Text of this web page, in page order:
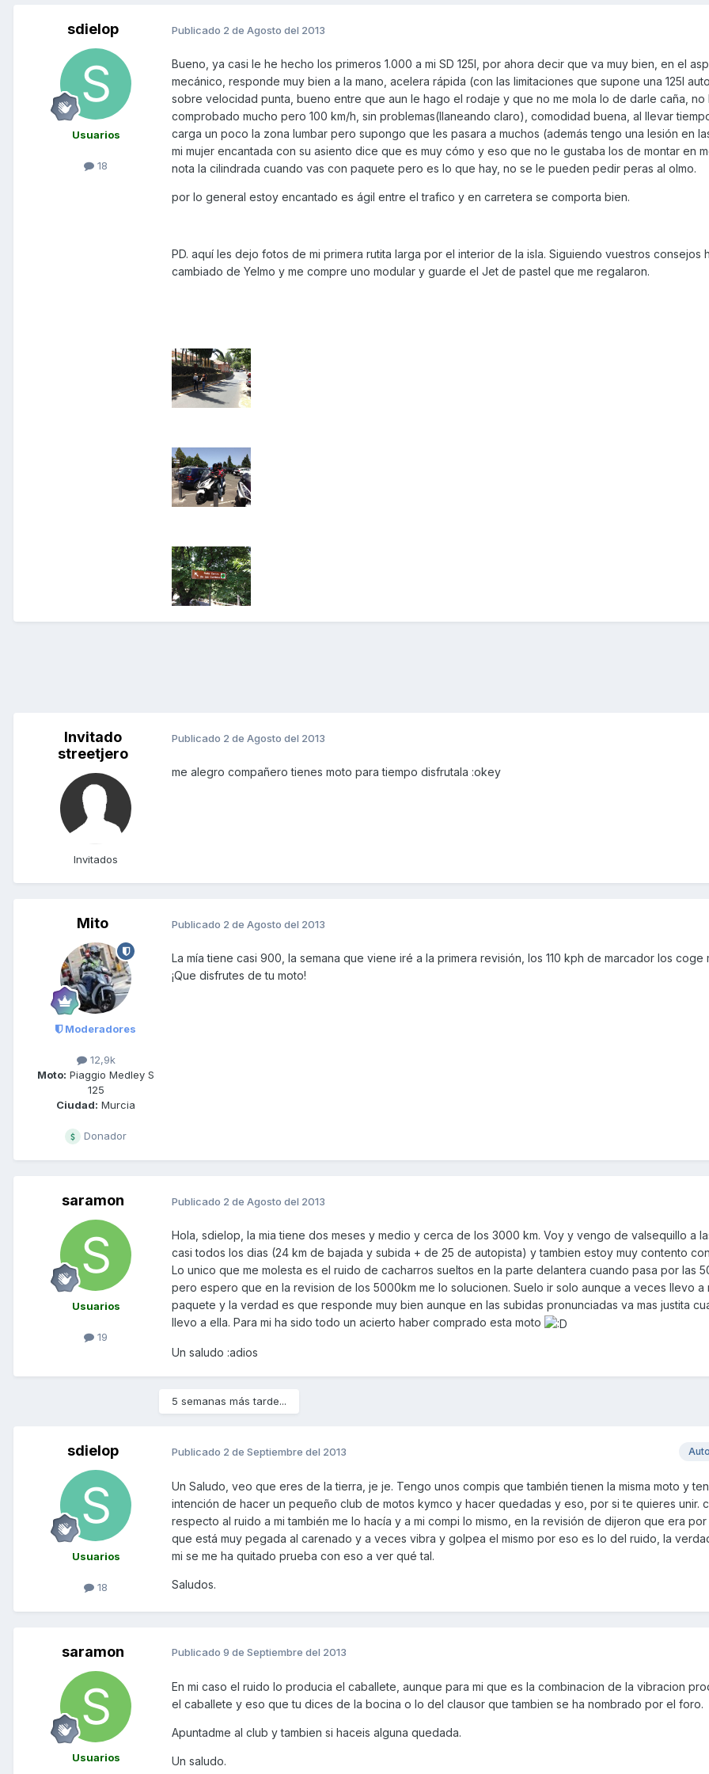
sdielop
Usuarios
18
Publicado 2 de Agosto del 2013
Bueno, ya casi le he hecho los primeros 1.000 a mi SD 125I, por ahora decir que va muy bien, en el
mecánico, responde muy bien a la mano, acelera rápida (con las limitaciones que supone una 125I
sobre velocidad punta, bueno entre que aun le hago el rodaje y que no me mola lo de darle caña, no
comprobado mucho pero 100 km/h, sin problemas(llaneando claro), comodidad buena, al llevar
carga un poco la zona lumbar pero supongo que les pasara a muchos (además tengo una lesión en
mi mujer encantada con su asiento dice que es muy cómo y eso que no le gustaba los de montar en
nota la cilindrada cuando vas con paquete pero es lo que hay, no se le pueden pedir peras al olmo.
por lo general estoy encantado es ágil entre el trafico y en carretera se comporta bien.
PD. aquí les dejo fotos de mi primera rutita larga por el interior de la isla. Siguiendo vuestros consejos
cambiado de Yelmo y me compre uno modular y guarde el Jet de pastel que me regalaron.
Invitado
streetjero
Invitados
Publicado 2 de Agosto del 2013
me alegro compañero tienes moto para tiempo disfrutala :okey
Mito
Moderadores
12,9k
Moto: Piaggio Medley S
125
Ciudad: Murcia
Donador
Publicado 2 de Agosto del 2013
La mía tiene casi 900, la semana que viene iré a la primera revisión, los 110 kph de marcador los coge
¡Que disfrutes de tu moto!
saramon
Usuarios
19
Publicado 2 de Agosto del 2013
Hola, sdielop, la mia tiene dos meses y medio y cerca de los 3000 km. Voy y vengo de valsequillo a
casi todos los dias (24 km de bajada y subida + de 25 de autopista) y tambien estoy muy contento con
Lo unico que me molesta es el ruido de cacharros sueltos en la parte delantera cuando pasa por las
pero espero que en la revision de los 5000km me lo solucionen. Suelo ir solo aunque a veces llevo a
paquete y la verdad es que responde muy bien aunque en las subidas pronunciadas va mas justita
llevo a ella. Para mi ha sido todo un acierto haber comprado esta moto
Un saludo :adios
5 semanas más tarde...
sdielop
Usuarios
18
Publicado 2 de Septiembre del 2013
Un Saludo, veo que eres de la tierra, je je. Tengo unos compis que también tienen la misma moto y
intención de hacer un pequeño club de motos kymco y hacer quedadas y eso, por si te quieres unir.
respecto al ruido a mi también me lo hacía y a mi compi lo mismo, en la revisión de dijeron que era
que está muy pegada al carenado y a veces vibra y golpea el mismo por eso es lo del ruido, la
mi se me ha quitado prueba con eso a ver qué tal.
Saludos.
saramon
Usuarios
Publicado 9 de Septiembre del 2013
En mi caso el ruido lo producia el caballete, aunque para mi que es la combinacion de la vibracion
el caballete y eso que tu dices de la bocina o lo del clausor que tambien se ha nombrado por el foro.
Apuntadme al club y tambien si haceis alguna quedada.
Un saludo.